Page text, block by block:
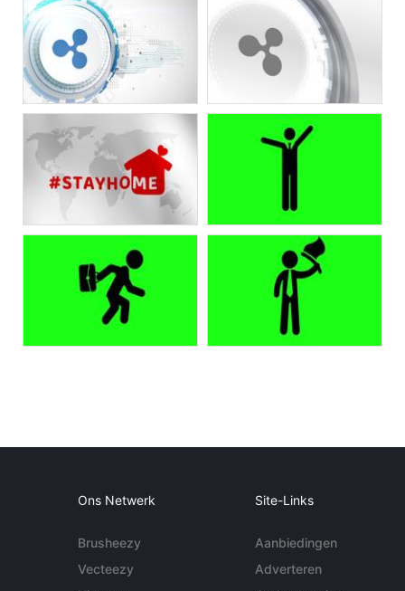
Ons Netwerk
Brusheezy
Vecteezy
Site-Links
Aanbiedingen
Adverteren